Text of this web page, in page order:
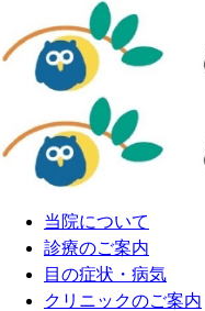
当院について
診療のご案内
目の症状・病気
クリニックのご案内